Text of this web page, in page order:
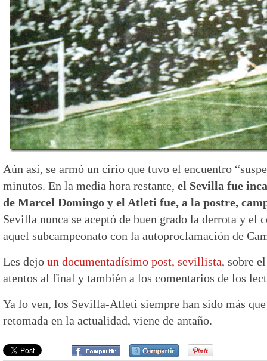
Aún así, se armó un cirio que tuvo el encuentro
minutos. En la media hora restante, el Sevilla fue
de Marcel Domingo y el Atleti fue, a la postre,
Sevilla nunca se aceptó de buen grado la derrota y el
aquel subcampeonato con la autoproclamación de
Les dejo un documentadísimo post, sevillista, sobre
atentos al final y también a los comentarios de los
Ya lo ven, los Sevilla-Atleti siempre han sido más
retomada en la actualidad, viene de antaño.